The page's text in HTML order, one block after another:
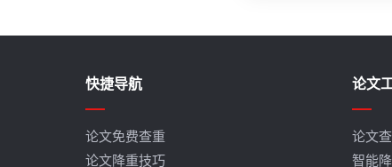
快捷导航
论文免费查重
论文降重技巧
论文
论文
智能